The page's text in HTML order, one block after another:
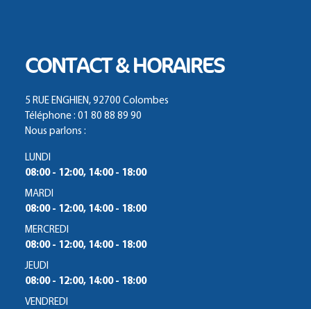
CONTACT & HORAIRES
5 RUE ENGHIEN, 92700 Colombes
Téléphone : 01 80 88 89 90
Nous parlons :
LUNDI
08:00 - 12:00, 14:00 - 18:00
MARDI
08:00 - 12:00, 14:00 - 18:00
MERCREDI
08:00 - 12:00, 14:00 - 18:00
JEUDI
08:00 - 12:00, 14:00 - 18:00
VENDREDI